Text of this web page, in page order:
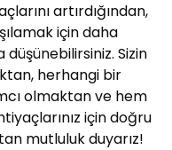
artırdığından,
için daha
Sizin
herhangi bir
olmaktan ve hem
için doğru
mutluluk duyarız!